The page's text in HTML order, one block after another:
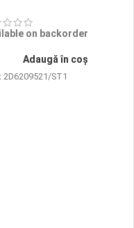
on backorder
Adaugă în coș
2D6209521/ST1